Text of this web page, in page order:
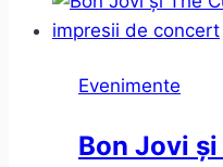
Evenimente
Bon Jovi